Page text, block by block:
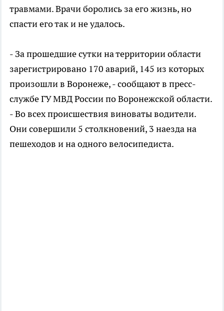
травмами. Врачи боролись за его жизнь, но
спасти его так и не удалось.
- За прошедшие сутки на территории области
зарегистрировано 170 аварий, 145 из которых
произошли в Воронеже, - сообщают в пресс-
службе ГУ МВД России по Воронежской области.
- Во всех происшествия виноваты водители.
Они совершили 5 столкновений, 3 наезда на
пешеходов и на одного велосипедиста.